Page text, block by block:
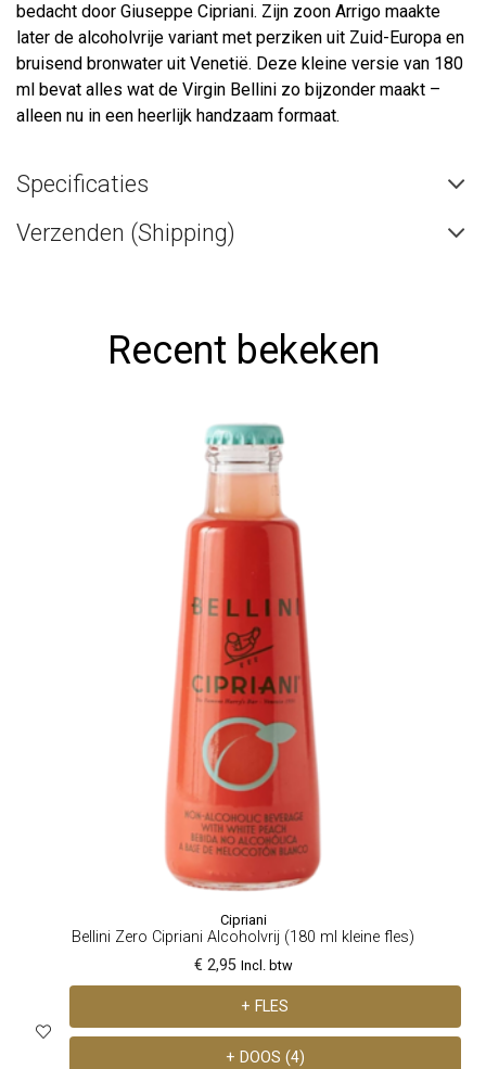
bedacht door Giuseppe Cipriani. Zijn zoon Arrigo maakte
later de alcoholvrije variant met perziken uit Zuid-Europa en
bruisend bronwater uit Venetië. Deze kleine versie van 180
ml bevat alles wat de Virgin Bellini zo bijzonder maakt –
alleen nu in een heerlijk handzaam formaat.
Specificaties
Verzenden (Shipping)
Recent bekeken
Cipriani
Bellini Zero Cipriani Alcoholvrij (180 ml kleine fles)
€ 2,95 Incl. btw
+ FLES
+ DOOS (4)